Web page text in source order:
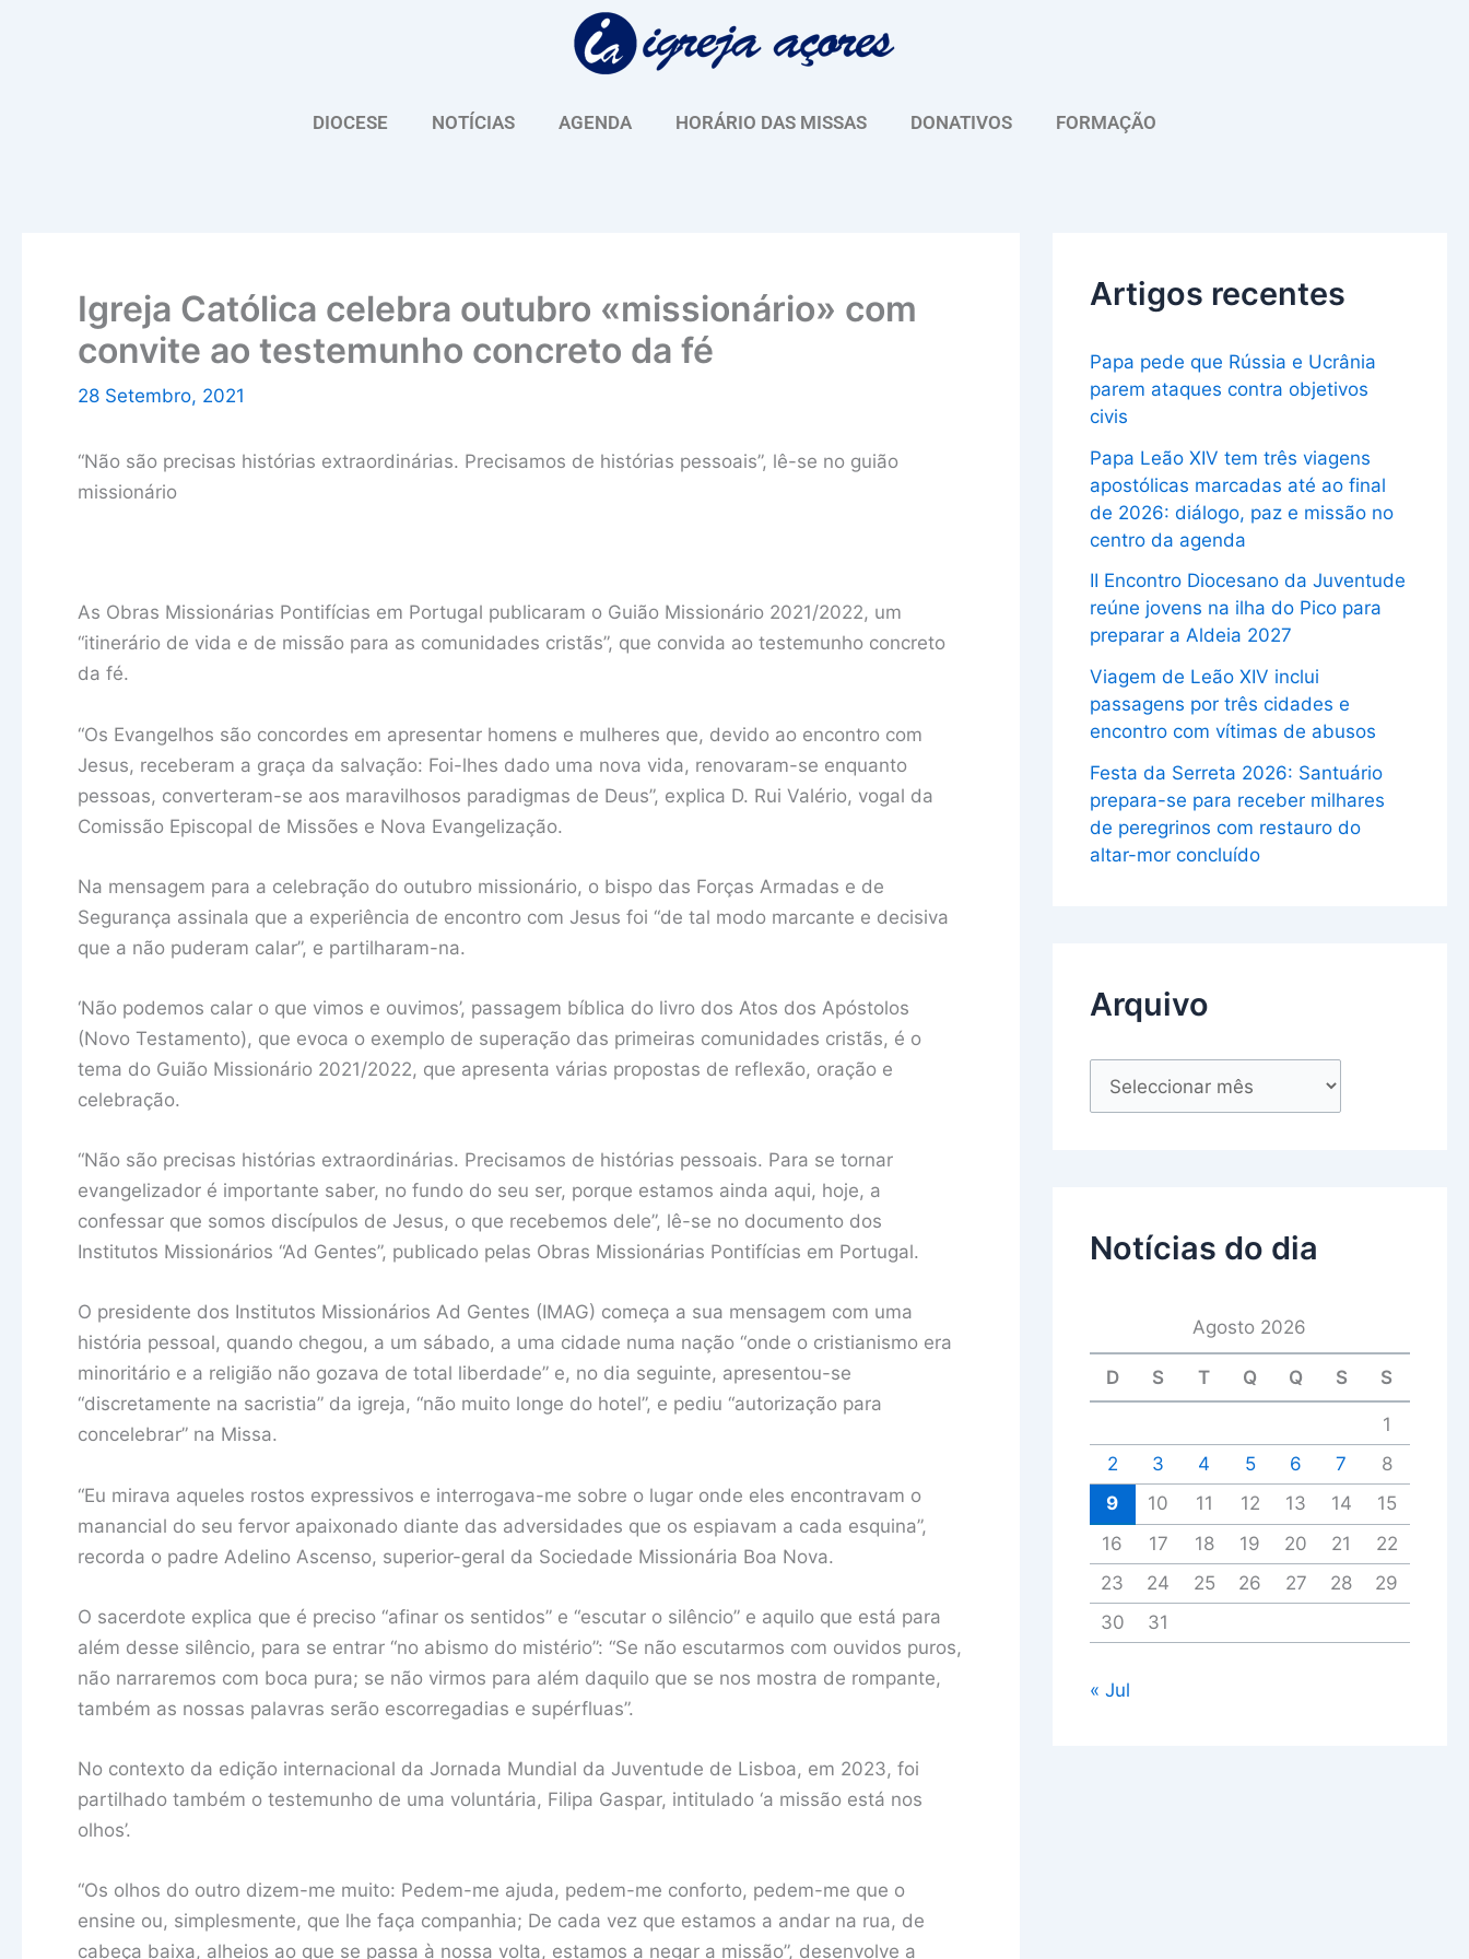
DIOCESE NOTÍCIAS AGENDA HORÁRIO DAS MISSAS DONATIVOS FORMAÇÃO
Igreja Católica celebra outubro «missionário» com
convite ao testemunho concreto da fé
28 Setembro, 2021
“Não são precisas histórias extraordinárias. Precisamos de histórias pessoais”, lê-se no guião
missionário
As Obras Missionárias Pontifícias em Portugal publicaram o Guião Missionário 2021/2022, um
“itinerário de vida e de missão para as comunidades cristãs”, que convida ao testemunho concreto
da fé.
“Os Evangelhos são concordes em apresentar homens e mulheres que, devido ao encontro com
Jesus, receberam a graça da salvação: Foi-lhes dado uma nova vida, renovaram-se enquanto
pessoas, converteram-se aos maravilhosos paradigmas de Deus”, explica D. Rui Valério, vogal da
Comissão Episcopal de Missões e Nova Evangelização.
Na mensagem para a celebração do outubro missionário, o bispo das Forças Armadas e de
Segurança assinala que a experiência de encontro com Jesus foi “de tal modo marcante e decisiva
que a não puderam calar”, e partilharam-na.
‘Não podemos calar o que vimos e ouvimos’, passagem bíblica do livro dos Atos dos Apóstolos
(Novo Testamento), que evoca o exemplo de superação das primeiras comunidades cristãs, é o
tema do Guião Missionário 2021/2022, que apresenta várias propostas de reflexão, oração e
celebração.
“Não são precisas histórias extraordinárias. Precisamos de histórias pessoais. Para se tornar
evangelizador é importante saber, no fundo do seu ser, porque estamos ainda aqui, hoje, a
confessar que somos discípulos de Jesus, o que recebemos dele”, lê-se no documento dos
Institutos Missionários “Ad Gentes”, publicado pelas Obras Missionárias Pontifícias em Portugal.
O presidente dos Institutos Missionários Ad Gentes (IMAG) começa a sua mensagem com uma
história pessoal, quando chegou, a um sábado, a uma cidade numa nação “onde o cristianismo era
minoritário e a religião não gozava de total liberdade” e, no dia seguinte, apresentou-se
“discretamente na sacristia” da igreja, “não muito longe do hotel”, e pediu “autorização para
concelebrar” na Missa.
“Eu mirava aqueles rostos expressivos e interrogava-me sobre o lugar onde eles encontravam o
manancial do seu fervor apaixonado diante das adversidades que os espiavam a cada esquina”,
recorda o padre Adelino Ascenso, superior-geral da Sociedade Missionária Boa Nova.
O sacerdote explica que é preciso “afinar os sentidos” e “escutar o silêncio” e aquilo que está para
além desse silêncio, para se entrar “no abismo do mistério”: “Se não escutarmos com ouvidos puros,
não narraremos com boca pura; se não virmos para além daquilo que se nos mostra de rompante,
também as nossas palavras serão escorregadias e supérfluas”.
No contexto da edição internacional da Jornada Mundial da Juventude de Lisboa, em 2023, foi
partilhado também o testemunho de uma voluntária, Filipa Gaspar, intitulado ‘a missão está nos
olhos’.
“Os olhos do outro dizem-me muito: Pedem-me ajuda, pedem-me conforto, pedem-me que o
ensine ou, simplesmente, que lhe faça companhia; De cada vez que estamos a andar na rua, de
cabeça baixa, alheios ao que se passa à nossa volta, estamos a negar a missão”, desenvolve a
Artigos recentes
Papa pede que Rússia e Ucrânia
parem ataques contra objetivos
civis
Papa Leão XIV tem três viagens
apostólicas marcadas até ao final
de 2026: diálogo, paz e missão no
centro da agenda
II Encontro Diocesano da Juventude
reúne jovens na ilha do Pico para
preparar a Aldeia 2027
Viagem de Leão XIV inclui
passagens por três cidades e
encontro com vítimas de abusos
Festa da Serreta 2026: Santuário
prepara-se para receber milhares
de peregrinos com restauro do
altar-mor concluído
Arquivo
u
Notícias do dia
Agosto 2026
D S T Q Q S S
1
2
3 4 5 6 7
8
9
10 11 12 13 14
15
16
17 18 19 20 21
22
23
24 25 26 27 28
29
30
31
« Jul